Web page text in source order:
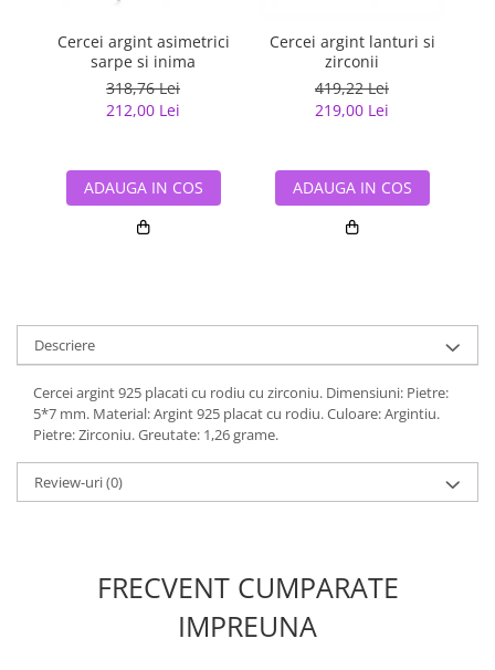
Cercei argint asimetrici
sarpe si inima
318,76 Lei
212,00 Lei
ADAUGA IN COS
Cercei argint lanturi si
zirconii
419,22 Lei
219,00 Lei
ADAUGA IN COS
Descriere
Cercei argint 925 placati cu rodiu cu zirconiu. Dimensiuni: Pietre:
5*7 mm. Material: Argint 925 placat cu rodiu. Culoare: Argintiu.
Pietre: Zirconiu. Greutate: 1,26 grame.
Review-uri(0)
FRECVENT CUMPARATE
IMPREUNA